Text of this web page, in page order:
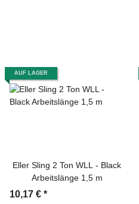
AUF LAGER
Eller Sling 2 Ton WLL - Black
Arbeitslänge 1,5 m
10,17 € *